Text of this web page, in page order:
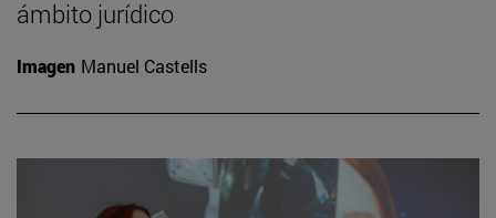
ámbito jurídico
Imagen Manuel Castells